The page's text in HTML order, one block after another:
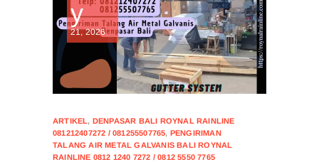
y
21, 2026
ARTIKEL, DENPASAR BALI ROYNAL RAINLINE
081212407272 / 081255507765, PENGIRIMAN
TALANG AIR METAL GALVANIS BALI ROYNAL
RAINLINE 0812 1240 7272 / 0812 5550 7765